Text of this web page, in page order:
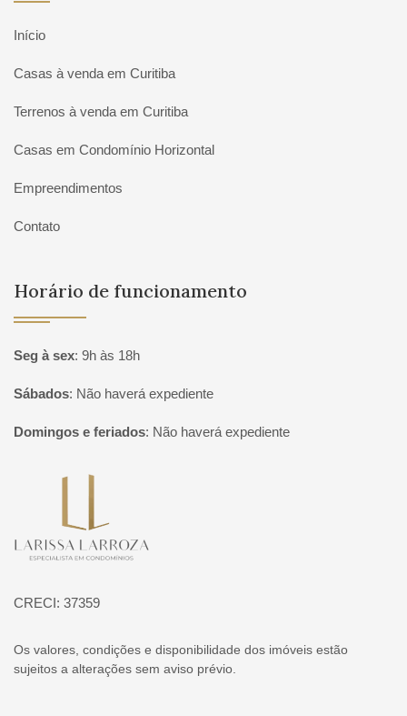
Início
Casas à venda em Curitiba
Terrenos à venda em Curitiba
Casas em Condomínio Horizontal
Empreendimentos
Contato
Horário de funcionamento
Seg à sex: 9h às 18h
Sábados: Não haverá expediente
Domingos e feriados: Não haverá expediente
CRECI: 37359
Os valores, condições e disponibilidade dos imóveis estão
sujeitos a alterações sem aviso prévio.